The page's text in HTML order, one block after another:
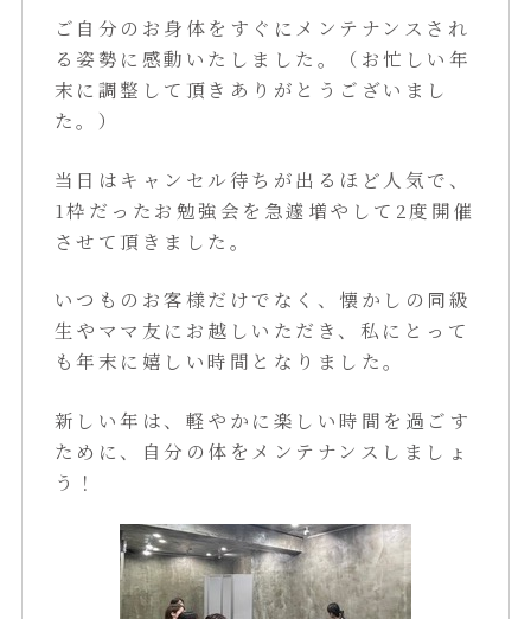
ご自分のお身体をすぐにメンテナンスされ
る姿勢に感動いたしました。（お忙しい年
末に調整して頂きありがとうございまし
た。）
当日はキャンセル待ちが出るほど人気で、
1枠だったお勉強会を急遽増やして2度開催
させて頂きました。
いつものお客様だけでなく、懐かしの同級
生やママ友にお越しいただき、私にとって
も年末に嬉しい時間となりました。
新しい年は、軽やかに楽しい時間を過ごす
ために、自分の体をメンテナンスしましょ
う！